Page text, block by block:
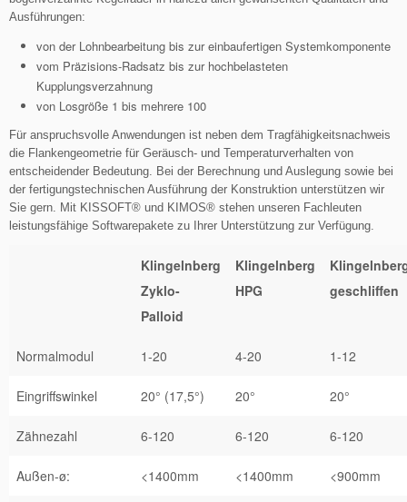
Ausführungen:
von der Lohnbearbeitung bis zur einbaufertigen Systemkomponente
vom Präzisions-Radsatz bis zur hochbelasteten
Kupplungsverzahnung
von Losgröße 1 bis mehrere 100
Für anspruchsvolle Anwendungen ist neben dem Tragfähigkeitsnachweis
die Flankengeometrie für Geräusch- und Temperaturverhalten von
entscheidender Bedeutung. Bei der Berechnung und Auslegung sowie bei
der fertigungstechnischen Ausführung der Konstruktion unterstützen wir
Sie gern. Mit KISSOFT® und KIMOS® stehen unseren Fachleuten
leistungsfähige Softwarepakete zu Ihrer Unterstützung zur Verfügung.
Klingelnberg
Zyklo-
Palloid
Klingelnberg
HPG
geschliffen
Normalmodul 1-20 4-20 1-12
Eingriffswinkel 20° (17,5°) 20° 20°
Zähnezahl 6-120 6-120 6-120
Außen-ø: <1400mm <1400mm <900mm